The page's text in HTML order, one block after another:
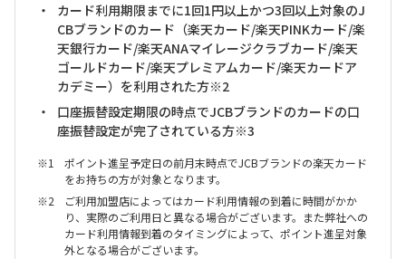
カード利用期限までに1回1円以上かつ3回以上対象のJ
CBブランドのカード（楽天カード/楽天PINKカード/楽
天銀行カード/楽天ANAマイレージクラブカード/楽天
ゴールドカード/楽天プレミアムカード/楽天カードア
カデミー）を利用された方※2
口座振替設定期限の時点でJCBブランドのカードの口
座振替設定が完了されている方※3
ポイント進呈予定日の前月末時点でJCBブランドの楽天カード
をお持ちの方が対象となります。
ご利用加盟店によってはカード利用情報の到着に時間がかか
り、実際のご利用日と異なる場合がございます。また弊社への
カード利用情報到着のタイミングによって、ポイント進呈対象
外となる場合がございます。